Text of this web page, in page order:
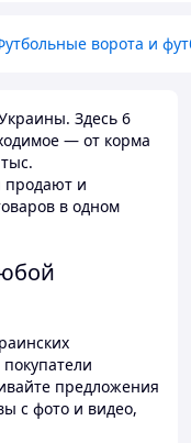
ворота и
Здесь 6
— от корма
продают и
в одном
предложения
с фото и видео,